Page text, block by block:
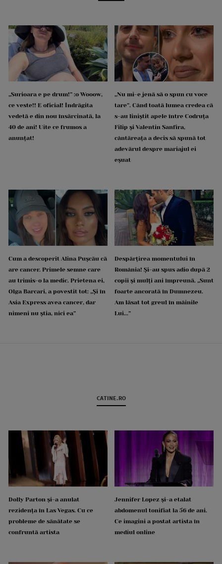
„Surioara e pe drum!” :o Wooow,
ce veste!! E oficial! Îndrăgita
vedetă e din nou însărcinată, la
40 de ani! Uite ce frumos a
anunțat!
„Nu mi-e jenă să o spun cu voce
tare”. Când toată lumea credea că
s-au liniștit apele între Codruța
Filip și Valentin Sanfira,
cântăreața a decis să spună tot
adevărul despre mariajul ei
eșuat
Cum a descoperit Alina Pușcău că
are cancer. Primele semne care
au trimis-o la medic. Prietena ei,
Olga Barcari, a povestit tot: „Și în
Asia Express avea cancer, dar
nimeni nu știa, nici ea”
Despărțirea momentului în
România! Și-au spus adio după 2
copii și mulți ani împreună. „Sunt
foarte ancorată în Dumnezeu.
Am lăsat tot greul în mâinile
Lui...”
CATINE.RO
Dolly Parton și-a anulat
rezidența în Las Vegas. Cu ce
probleme de sănătate se
confruntă artista
Jennifer Lopez și-a etalat
abdomenul tonifiat la 56 de ani.
Ce imagini a postat artista în
mediul online